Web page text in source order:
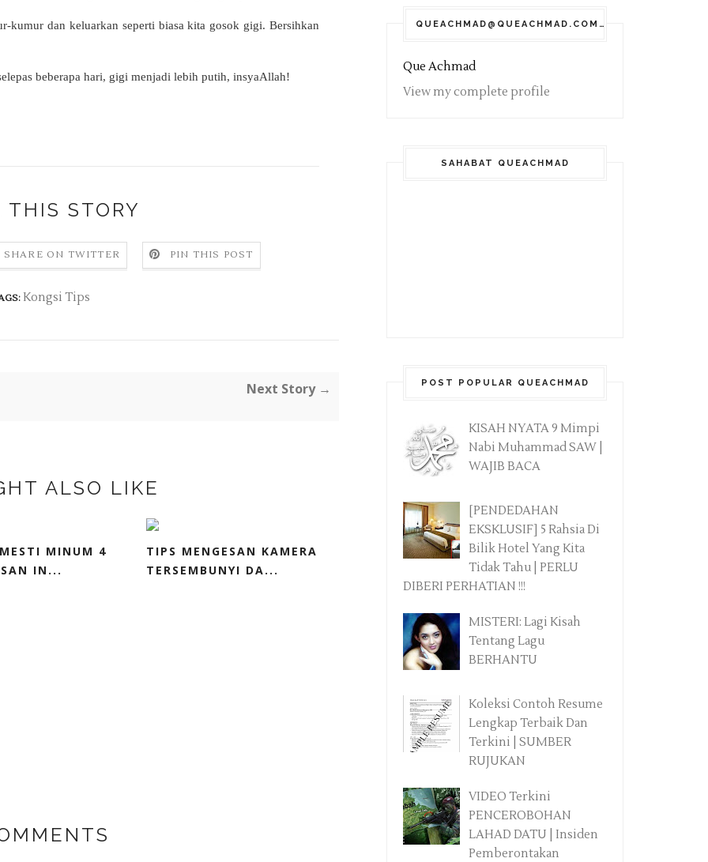
kumur dan keluarkan seperti biasa kita gosok gigi. Bersihkan
beberapa hari, gigi menjadi lebih putih, insyaAllah!
THIS STORY
SHARE ON TWITTER PIN THIS POST
Kongsi Tips
Next Story →
ALSO LIKE
MINUM 4
IN...
TIPS MENGESAN KAMERA
TERSEMBUNYI DA...
QUEACHMAD@QUEACHMAD.COM
Que Achmad
View my complete profile
SAHABAT QUEACHMAD
POST POPULAR QUEACHMAD
KISAH NYATA 9 Mimpi
Nabi Muhammad SAW |
WAJIB BACA
[PENDEDAHAN
EKSKLUSIF] 5 Rahsia Di
Bilik Hotel Yang Kita
Tidak Tahu | PERLU
DIBERI PERHATIAN !!!
MISTERI: Lagi Kisah
Tentang Lagu
BERHANTU
Koleksi Contoh Resume
Lengkap Terbaik Dan
Terkini | SUMBER
RUJUKAN
VIDEO Terkini
PENCEROBOHAN
LAHAD DATU | Insiden
Pemberontakan